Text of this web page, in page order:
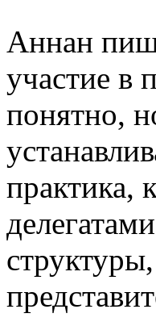
Аннан
участие в
понятно,
практика,